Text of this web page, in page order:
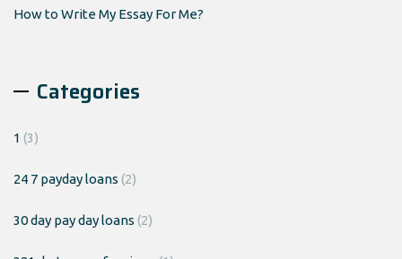
How to Write My Essay For Me?
Categories
1 (3)
24 7 payday loans (2)
30 day pay day loans (2)